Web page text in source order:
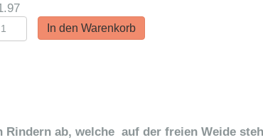
In den Warenkorb
ab, welche auf der freien Weide